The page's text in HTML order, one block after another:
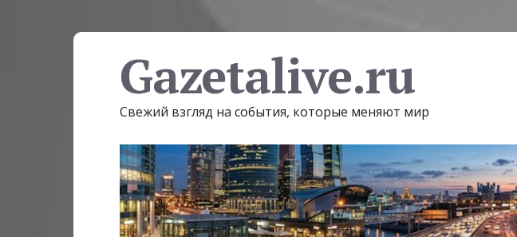
Gazetalive.ru
Свежий взгляд на события, которые меняют мир